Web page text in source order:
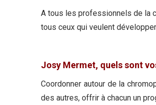
A tous les professionnels de la
tous ceux qui veulent
Josy Mermet, quels sont
Coordonner autour de la
des autres, offrir à chacun un